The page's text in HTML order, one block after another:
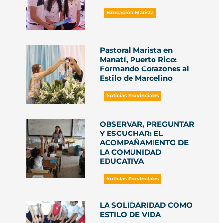
Educación Marista
Pastoral Marista en
Manatí, Puerto Rico:
Formando Corazones al
Estilo de Marcelino
Noticias Provinciales
OBSERVAR, PREGUNTAR
Y ESCUCHAR: EL
ACOMPAÑAMIENTO DE
LA COMUNIDAD
EDUCATIVA
Noticias Provinciales
LA SOLIDARIDAD COMO
ESTILO DE VIDA